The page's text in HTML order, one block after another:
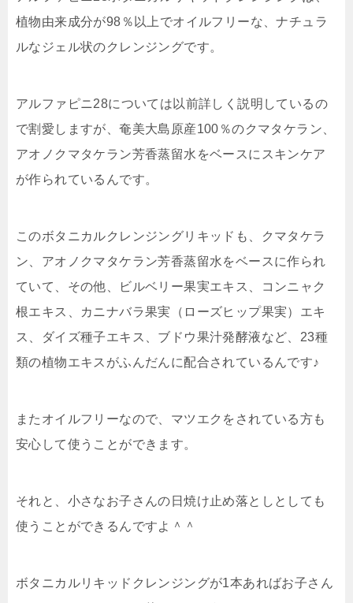
植物由来成分が98％以上でオイルフリーな、ナチュラ
ルなジェル状のクレンジングです。
アルファピニ28については以前詳しく説明しているの
で割愛しますが、奄美大島原産100％のクマタケラン、
アオノクマタケラン芳香蒸留水をベースにスキンケア
が作られているんです。
このボタニカルクレンジングリキッドも、クマタケラ
ン、アオノクマタケラン芳香蒸留水をベースに作られ
ていて、その他、ビルベリー果実エキス、コンニャク
根エキス、カニナバラ果実（ローズヒップ果実）エキ
ス、ダイズ種子エキス、ブドウ果汁発酵液など、23種
類の植物エキスがふんだんに配合されているんです♪
またオイルフリーなので、マツエクをされている方も
安心して使うことができます。
それと、小さなお子さんの日焼け止め落としとしても
使うことができるんですよ＾＾
ボタニカルリキッドクレンジングが1本あればお子さん